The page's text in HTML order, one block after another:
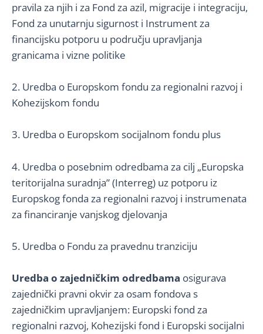
pravila za njih i za Fond za azil, migracije i integraciju,
Fond za unutarnju sigurnost i Instrument za
financijsku potporu u području upravljanja
granicama i vizne politike
2. Uredba o Europskom fondu za regionalni razvoj i
Kohezijskom fondu
3. Uredba o Europskom socijalnom fondu plus
4. Uredba o posebnim odredbama za cilj „Europska
teritorijalna suradnja” (Interreg) uz potporu iz
Europskog fonda za regionalni razvoj i instrumenata
za financiranje vanjskog djelovanja
5. Uredba o Fondu za pravednu tranziciju
Uredba o zajedničkim odredbama osigurava
zajednički pravni okvir za osam fondova s ​​
zajedničkim upravljanjem: Europski fond za
regionalni razvoj, Kohezijski fond i Europski socijalni